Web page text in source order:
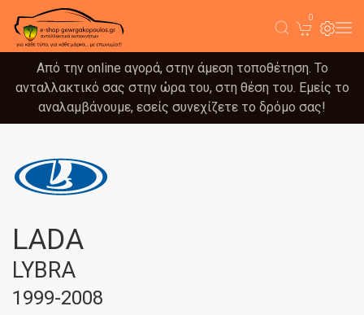
0
Από την online αγορά, στην άμεση τοποθέτηση. Το
ανταλλακτικό σας στην ώρα του, στη θέση του. Εμείς το
αναλαμβάνουμε, εσείς συνεχίζετε το δρόμο σας!
LADA
LYBRA
1999-2008